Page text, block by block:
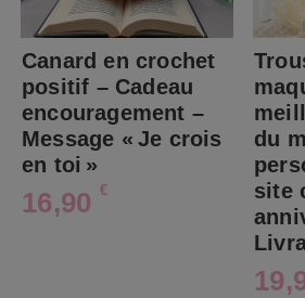
Canard en crochet
positif – Cadeau
encouragement –
Message « Je crois
en toi »
16,90 €
du
site